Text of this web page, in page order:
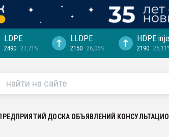
LDPE
2490 27,71%
LLDPE
2150 26,05%
HDPE
2190
ДОСКА ОБЪЯВЛЕНИЙ